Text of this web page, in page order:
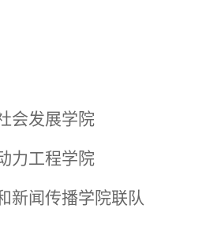
会发展学院
力工程学院
新闻传播学院联队